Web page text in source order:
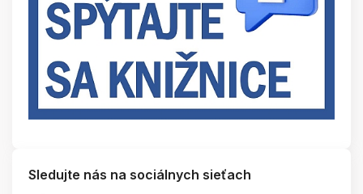
Sledujte nás na sociálnych sieťach